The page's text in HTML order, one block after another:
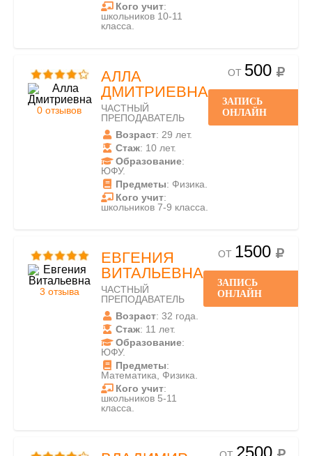
Кого учит:
школьников 10-11
класса.
0 отзывов
АЛЛА
ДМИТРИЕВНА
ЧАСТНЫЙ
ПРЕПОДАВАТЕЛЬ
Возраст: 29 лет.
Стаж: 10 лет.
Образование:
ЮФУ.
Предметы: Физика.
Кого учит:
школьников 7-9 класса.
ОТ 500
ЗАПИСЬ
ОНЛАЙН
3 отзыва
ЕВГЕНИЯ
ВИТАЛЬЕВНА
ЧАСТНЫЙ
ПРЕПОДАВАТЕЛЬ
Возраст: 32 года.
Стаж: 11 лет.
Образование:
ЮФУ.
Предметы:
Математика, Физика.
Кого учит:
школьников 5-11
класса.
ОТ 1500
ЗАПИСЬ
ОНЛАЙН
2500